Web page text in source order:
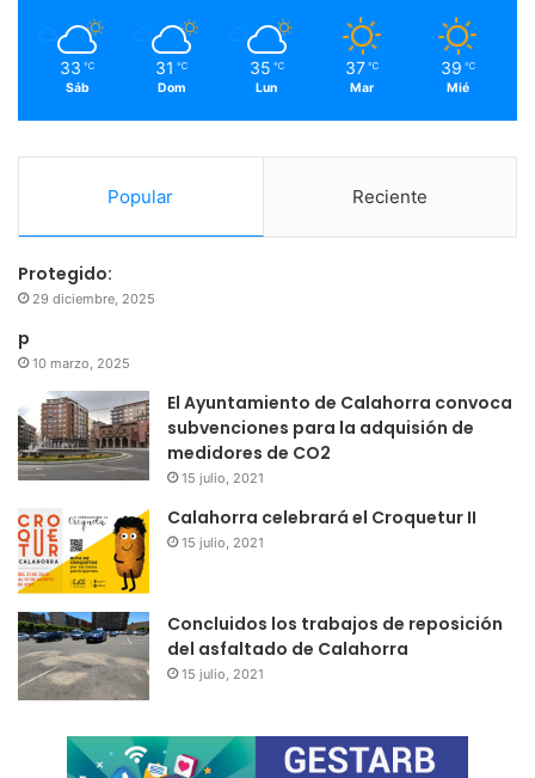
m
33 ℃
Sáb
31 ℃
Dom
35 ℃
Lun
37 ℃
Mar
39 ℃
Mié
Popular Reciente
Protegido:
29 diciembre, 2025
p
10 marzo, 2025
El Ayuntamiento de Calahorra convoca
subvenciones para la adquisión de
medidores de CO2
15 julio, 2021
Calahorra celebrará el Croquetur II
15 julio, 2021
Concluidos los trabajos de reposición
del asfaltado de Calahorra
15 julio, 2021